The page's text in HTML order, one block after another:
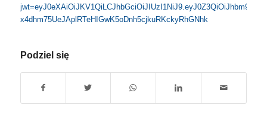
x4dhm75UeJAplRTeHIGwK5oDnh5cjkuRKckyRhGNhk
Podziel się